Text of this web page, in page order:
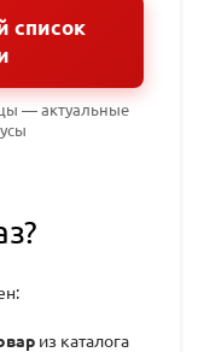
список
— актуальные
из каталога